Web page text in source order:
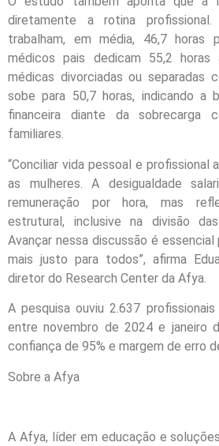
diretamente a rotina
trabalham, em média, 46,7 horas
médicos pais dedicam 55,2
médicas divorciadas ou separadas
sobe para 50,7 horas, indicando a
financeira diante da sobrecarga
familiares.
“Conciliar vida pessoal e profissional
as mulheres. A desigualdade
remuneração por hora, mas
estrutural, inclusive na divisão
Avançar nessa discussão é
mais justo para todos”, afirma
diretor do Research Center da Afya.
A pesquisa ouviu 2.637
entre novembro de 2024 e janeiro
confiança de 95% e margem de erro
Sobre a Afya
A Afya, líder em educação e